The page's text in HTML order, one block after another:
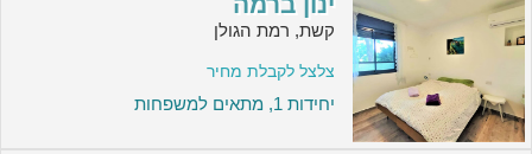
קשת, רמת הגולן
צלצל לקבלת מחיר
יחידות 1, מתאים למשפחות